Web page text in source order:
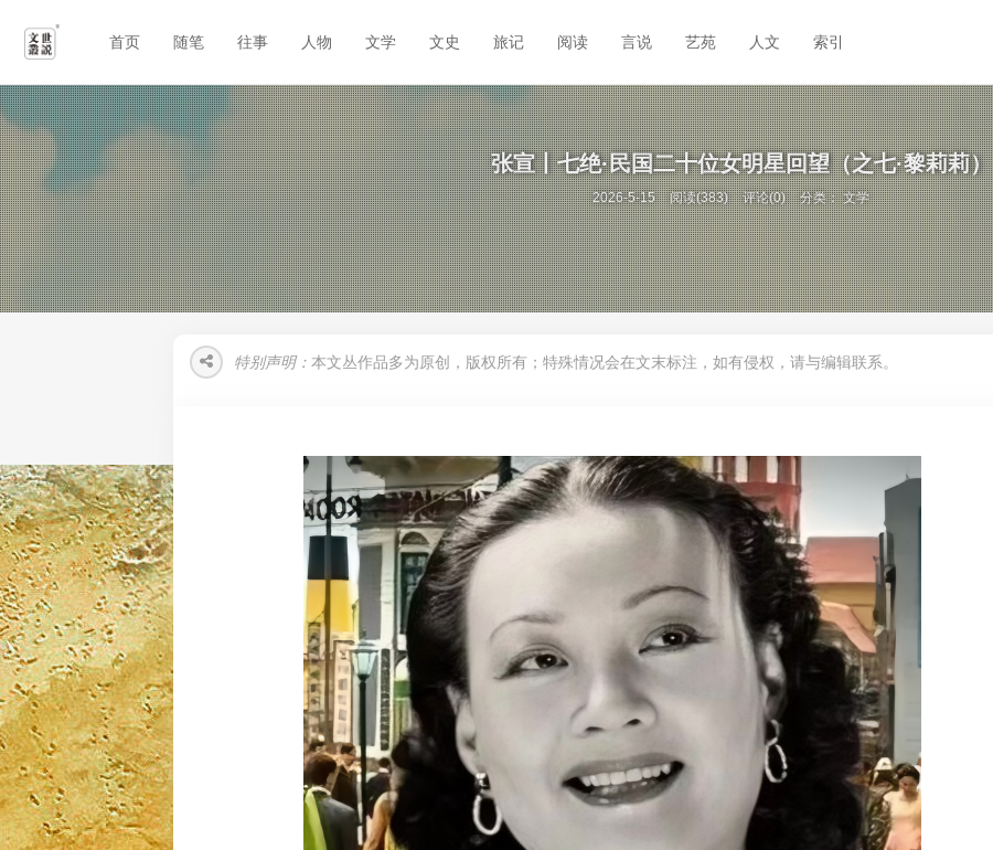
首页 随笔 往事 人物 文学 文史 旅记 阅读 言说 艺苑 人文 索引
张宣丨七绝·民国二十位女明星回望（之七·黎莉莉）
2026-5-15 阅读(383) 评论(0) 分类：文学
特别声明： 本文丛作品多为原创，版权所有；特殊情况会在文末标注，如有侵权，请与编辑联系。